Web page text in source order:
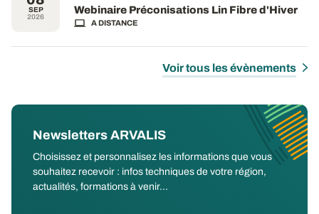
SEP
2026
Webinaire Préconisations Lin Fibre d'Hiver
A DISTANCE
Voir tous les évènements
Newsletters ARVALIS
Choisissez et personnalisez les informations que vous
souhaitez recevoir : infos techniques de votre région,
actualités, formations à venir...